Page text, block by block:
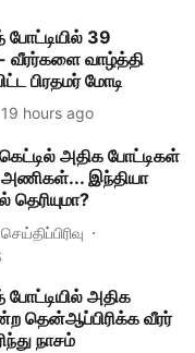
39
வாழ்த்தி
பிரதமர் மோடி
19 hours ago
அதிக போட்டிகள்
அணிகள்... இந்தியா
அதிக
தென்ஆப்பிரிக்க வீரர்
நாசம்